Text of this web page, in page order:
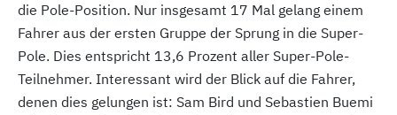
die Pole-Position. Nur insgesamt 17 Mal gelang einem
Fahrer aus der ersten Gruppe der Sprung in die Super-
Pole. Dies entspricht 13,6 Prozent aller Super-Pole-
Teilnehmer. Interessant wird der Blick auf die Fahrer,
denen dies gelungen ist: Sam Bird und Sebastien Buemi